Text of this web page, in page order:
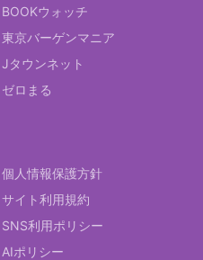
BOOKウォッチ
東京バーゲンマニア
Jタウンネット
ゼロまる
個人情報保護方針
サイト利用規約
SNS利用ポリシー
AIポリシー